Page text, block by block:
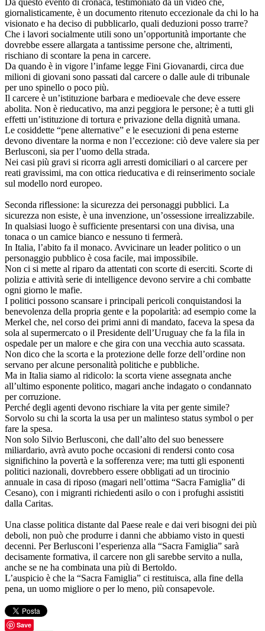
giornalisticamente, è un documento ritenuto eccezionale da chi lo ha
visionato e ha deciso di pubblicarlo, quali deduzioni posso trarre?
Che i lavori socialmente utili sono un’opportunità importante che
dovrebbe essere allargata a tantissime persone che, altrimenti,
rischiano di scontare la pena in carcere.
Da quando è in vigore l’infame legge Fini Giovanardi, circa due
milioni di giovani sono passati dal carcere o dalle aule di tribunale
per uno spinello o poco più.
Il carcere è un’istituzione barbara e medioevale che deve essere
abolita. Non è rieducativo, ma anzi peggiora le persone; è a tutti gli
effetti un’istituzione di tortura e privazione della dignità umana.
Le cosiddette “pene alternative” e le esecuzioni di pena esterne
devono diventare la norma e non l’eccezione: ciò deve valere sia per
Berlusconi, sia per l’uomo della strada.
Nei casi più gravi si ricorra agli arresti domiciliari o al carcere per
reati gravissimi, ma con ottica rieducativa e di reinserimento sociale
sul modello nord europeo.
Seconda riflessione: la sicurezza dei personaggi pubblici. La
sicurezza non esiste, è una invenzione, un’ossessione irrealizzabile.
In qualsiasi luogo è sufficiente presentarsi con una divisa, una
tonaca o un camice bianco e nessuno ti fermerà.
In Italia, l’abito fa il monaco. Avvicinare un leader politico o un
personaggio pubblico è cosa facile, mai impossibile.
Non ci si mette al riparo da attentati con scorte di eserciti. Scorte di
polizia e attività serie di intelligence devono servire a chi combatte
ogni giorno le mafie.
I politici possono scansare i principali pericoli conquistandosi la
benevolenza della propria gente e la popolarità: ad esempio come la
Merkel che, nel corso dei primi anni di mandato, faceva la spesa da
sola al supermercato o il Presidente dell’Uruguay che fa la fila in
ospedale per un malore e che gira con una vecchia auto scassata.
Non dico che la scorta e la protezione delle forze dell’ordine non
servano per alcune personalità politiche e pubbliche.
Ma in Italia siamo al ridicolo: la scorta viene assegnata anche
all’ultimo esponente politico, magari anche indagato o condannato
per corruzione.
Perché degli agenti devono rischiare la vita per gente simile?
Sorvolo su chi la scorta la usa per un malinteso status symbol o per
fare la spesa.
Non solo Silvio Berlusconi, che dall’alto del suo benessere
miliardario, avrà avuto poche occasioni di rendersi conto cosa
significhino la povertà e la sofferenza vere; ma tutti gli esponenti
politici nazionali, dovrebbero essere obbligati ad un tirocinio
annuale in casa di riposo (magari nell’ottima “Sacra Famiglia” di
Cesano), con i migranti richiedenti asilo o con i profughi assistiti
dalla Caritas.
Una classe politica distante dal Paese reale e dai veri bisogni dei più
deboli, non può che produrre i danni che abbiamo visto in questi
decenni. Per Berlusconi l’esperienza alla “Sacra Famiglia” sarà
decisamente formativa, il carcere non gli sarebbe servito a nulla,
anche se ne ha combinata una più di Bertoldo.
L’auspicio è che la “Sacra Famiglia” ci restituisca, alla fine della
pena, un uomo migliore o per lo meno, più consapevole.
Save